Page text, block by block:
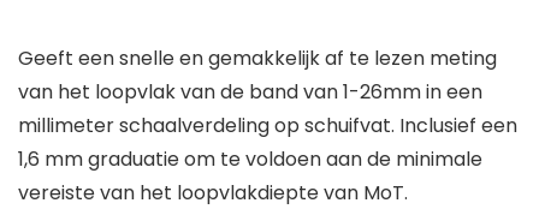
Geeft een snelle en gemakkelijk af te lezen meting
van het loopvlak van de band van 1-26mm in een
millimeter schaalverdeling op schuifvat. Inclusief een
1,6 mm graduatie om te voldoen aan de minimale
vereiste van het loopvlakdiepte van MoT.